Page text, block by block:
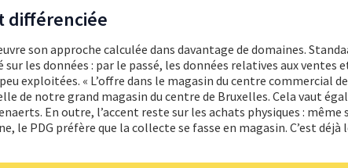
différenciée
son approche calculée dans davantage de domaines.
les données : par le passé, les données relatives aux ventes
exploitées. « L’offre dans le magasin du centre commercial
de notre grand magasin du centre de Bruxelles. Cela vaut
En outre, l’accent reste sur les achats physiques : même
le PDG préfère que la collecte se fasse en magasin. C’est déjà